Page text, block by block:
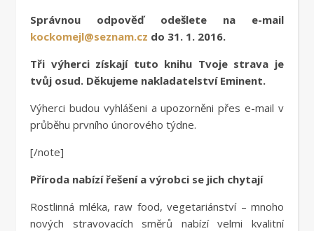
Správnou odpověď odešlete na e-mail
kockomejl@seznam.cz do 31. 1. 2016.
Tři výherci získají tuto knihu Tvoje strava je
tvůj osud. Děkujeme nakladatelství Eminent.
Výherci budou vyhlášeni a upozorněni přes e-mail v
průběhu prvního únorového týdne.
[/note]
Příroda nabízí řešení a výrobci se jich chytají
Rostlinná mléka, raw food, vegetariánství – mnoho
nových stravovacích směrů nabízí velmi kvalitní